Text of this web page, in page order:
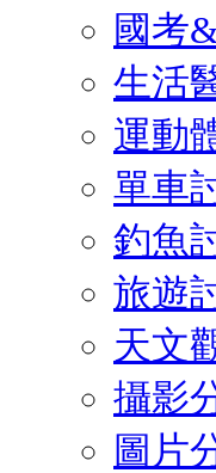
國考
生活
運動
單車
釣魚
旅遊
天文
攝影
圖片